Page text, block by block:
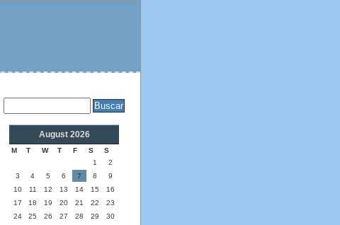
August 2026
M T W T F S
S
1
2
3
4 5 6 7 8
9
10
11 12 13 14 15
16
17
18 19 20 21 22
23
24
25 26 27 28 29
30